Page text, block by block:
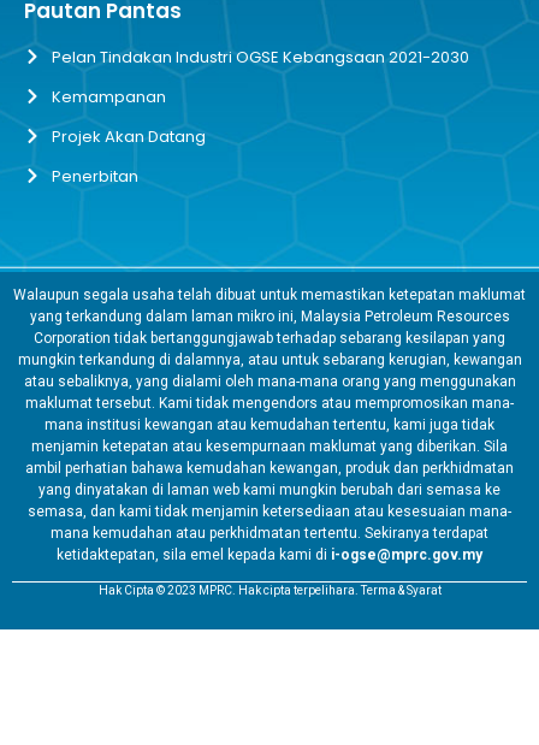
Pautan Pantas
Pelan Tindakan Industri OGSE Kebangsaan 2021-2030
Kemampanan
Projek Akan Datang
Penerbitan
Walaupun segala usaha telah dibuat untuk memastikan ketepatan maklumat
yang terkandung dalam laman mikro ini, Malaysia Petroleum Resources
Corporation tidak bertanggungjawab terhadap sebarang kesilapan yang
mungkin terkandung di dalamnya, atau untuk sebarang kerugian, kewangan
atau sebaliknya, yang dialami oleh mana-mana orang yang menggunakan
maklumat tersebut. Kami tidak mengendors atau mempromosikan mana-
mana institusi kewangan atau kemudahan tertentu, kami juga tidak
menjamin ketepatan atau kesempurnaan maklumat yang diberikan. Sila
ambil perhatian bahawa kemudahan kewangan, produk dan perkhidmatan
yang dinyatakan di laman web kami mungkin berubah dari semasa ke
semasa, dan kami tidak menjamin ketersediaan atau kesesuaian mana-
mana kemudahan atau perkhidmatan tertentu. Sekiranya terdapat
ketidaktepatan, sila emel kepada kami di i-ogse@mprc.gov.my
Hak Cipta © 2023 MPRC. Hak cipta terpelihara. Terma & Syarat